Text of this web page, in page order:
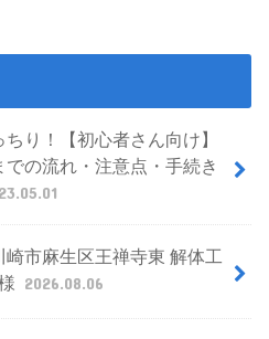
ちり！【初心者さん向け】
での流れ・注意点・手続き
崎市麻生区王禅寺東 解体工
2026.08.06